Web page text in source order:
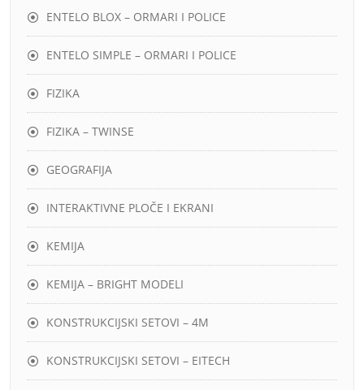
ENTELO BLOX – ORMARI I POLICE
ENTELO SIMPLE – ORMARI I POLICE
FIZIKA
FIZIKA – TWINSE
GEOGRAFIJA
INTERAKTIVNE PLOČE I EKRANI
KEMIJA
KEMIJA – BRIGHT MODELI
KONSTRUKCIJSKI SETOVI – 4M
KONSTRUKCIJSKI SETOVI – EITECH